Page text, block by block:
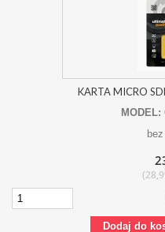
KARTA MICRO
MODEL:
Dodaj do